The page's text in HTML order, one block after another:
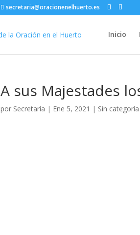
secretaria@oracionenelhuerto.es
Inicio
A sus Majestades
por Secretaría | Ene 5, 2021 | Sin categoría